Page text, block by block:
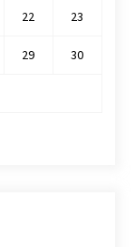
22 23
29 30